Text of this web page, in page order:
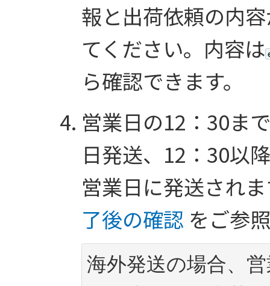
報と出荷依頼の内
てください。内容は
ら確認できます。
営業日の12：30ま
日発送、12：30以
営業日に発送され
了後の確認 をご参
海外発送の場合、